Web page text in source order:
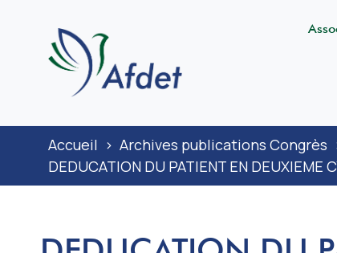
Accueil > Archives publications Congrès
DEDUCATION DU PATIENT EN DEUXIEME